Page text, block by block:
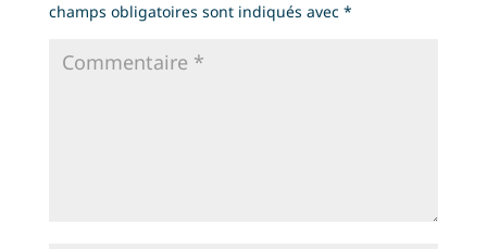
champs obligatoires sont indiqués avec *